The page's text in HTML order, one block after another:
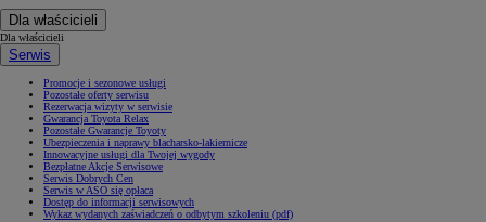
Dla właścicieli
Dla właścicieli
Serwis
Promocje i sezonowe usługi
Pozostałe oferty serwisu
Rezerwacja wizyty w serwisie
Gwarancja Toyota Relax
Pozostałe Gwarancje Toyoty
Ubezpieczenia i naprawy blacharsko-lakiernicze
Innowacyjne usługi dla Twojej wygody
Bezpłatne Akcje Serwisowe
Serwis Dobrych Cen
Serwis w ASO się opłaca
Dostęp do informacji serwisowych
Wykaz wydanych zaświadczeń o odbytym szkoleniu (pdf)